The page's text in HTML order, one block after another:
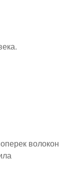
волокон